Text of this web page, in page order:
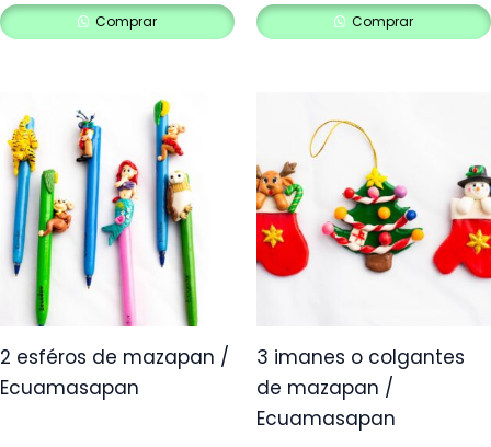
Comprar Comprar
2 esféros de mazapan /
Ecuamasapan
3 imanes o colgantes
de mazapan /
Ecuamasapan